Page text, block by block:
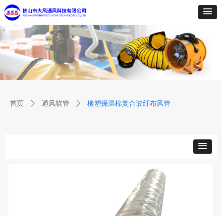
首页 ꄲ 通风软管 ꄲ 橡塑保温棉复合玻纤布风管